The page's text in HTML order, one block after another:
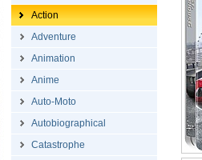
Action
Adventure
Animation
Anime
Auto-Moto
Autobiographical
Catastrophe